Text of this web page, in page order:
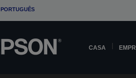
PORTUGUÊS
CASA